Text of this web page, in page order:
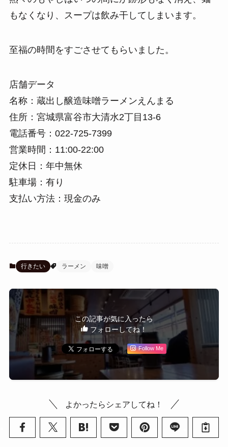
もなくなり、スープは飲み干してしまいます。
至福の時間をすごさせてもらいました。
店舗データ
名称：蔵出し醸造味噌ラーメンえんまる
住所：宮城県富谷市大清水2丁目13-6
電話番号：022-725-7399
営業時間：11:00-22:00
定休日：年中無休
駐車場：有り
支払い方法：現金のみ
行きたい ラーメン 味噌
この記事が気に入ったら
フォローしてね！
Follow Me
よかったらシェアしてね！